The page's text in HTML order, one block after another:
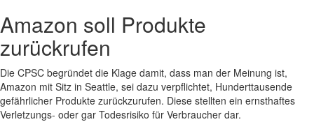
Amazon soll Produkte
zurückrufen
Die CPSC begründet die Klage damit, dass man der Meinung ist,
Amazon mit Sitz in Seattle, sei dazu verpflichtet, Hunderttausende
gefährlicher Produkte zurückzurufen. Diese stellten ein ernsthaftes
Verletzungs- oder gar Todesrisiko für Verbraucher dar.